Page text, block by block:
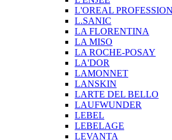
L'OREAL
L.SANIC
LA FLORENTINA
LA MISO
LA ROCHE-POSAY
LA'DOR
LAMONNET
LANSKIN
LARTE DEL BELLO
LAUFWUNDER
LEBEL
LEBELAGE
LEVANTA